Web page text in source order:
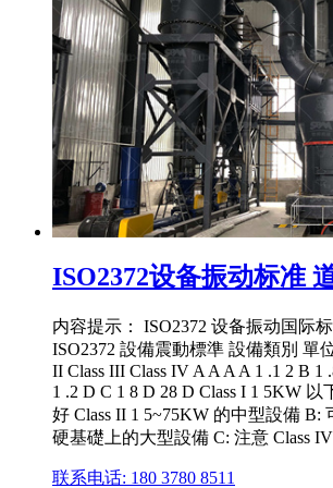
ISO2372设备振动标准
内容提示： ISO2372 设备振动国际
ISO2372 設備震動標準 設備類別 單
II Class III Class IV A A A A 1 .1 2 B 1
1 .2 D C 1 8 D 28 D Class I 1 5KW
好 Class II 1 5~75KW 的中型設備 B:
硬基礎上的大型設備 C: 注意 Class
联系电话: 180 3780 8511